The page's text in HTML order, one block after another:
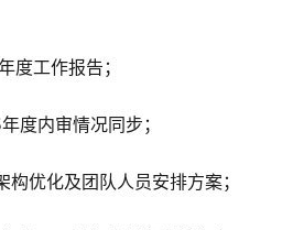
度工作报告；
度内审情况同步；
优化及团队人员安排方案；